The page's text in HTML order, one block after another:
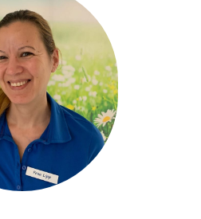
Tages zählt das
Kunden."